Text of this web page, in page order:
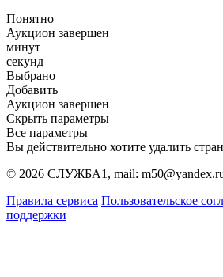
Понятно
Аукцион завершен
минут
секунд
Выбрано
Добавить
Аукцион завершен
Скрыть параметры
Все параметры
Вы действительно хотите удалить
© 2026 СЛУЖБА1, mail:
Правила сервиса Пользовательское
поддержки